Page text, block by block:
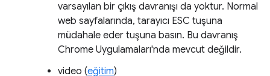
varsayılan bir çıkış davranışı da yoktur. Normal
web sayfalarında, tarayıcı ESC tuşuna
müdahale eder tuşuna basın. Bu davranış
Chrome Uygulamaları'nda mevcut değildir.
video (eğitim)